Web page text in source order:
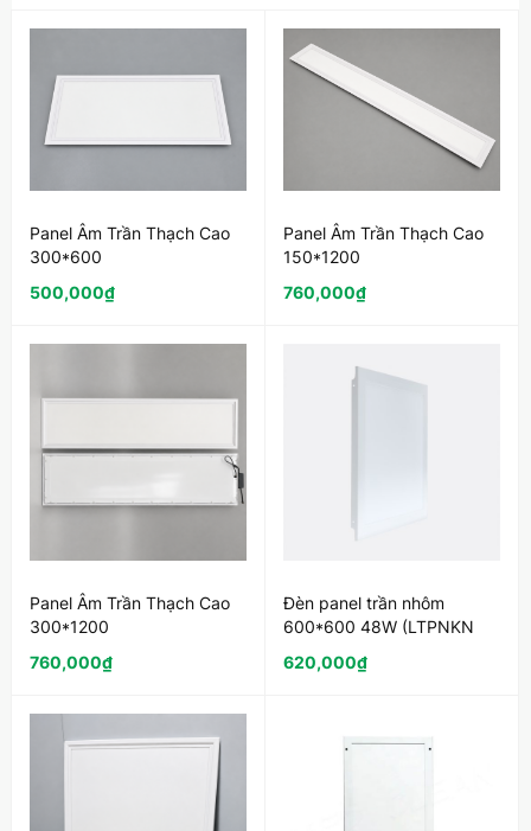
Panel Âm Trần Thạch Cao
300*600
500,000₫
Panel Âm Trần Thạch Cao
150*1200
760,000₫
Panel Âm Trần Thạch Cao
300*1200
760,000₫
Đèn panel trần nhôm
600*600 48W (LTPNKN
620,000₫